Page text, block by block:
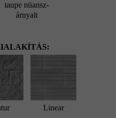
taupe nüansz-
árnyalt
Linear